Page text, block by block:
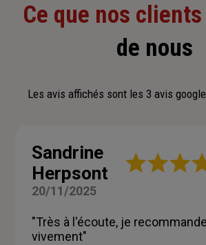
Ce que nos
de nous
Les avis affichés sont les 3 avis
Sandrine
Herpsont
Note
étoiles
20/11/2025
"Très à l'écoute, je recommande
vivement"